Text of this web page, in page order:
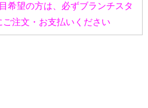
希望の方は、必ずブランチスタ
ご注文・お支払いください